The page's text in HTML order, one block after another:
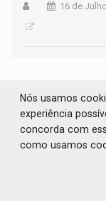
16 de
Nós usamos
experiência
concorda com
como usamos